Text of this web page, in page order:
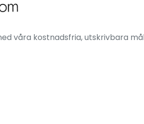
våra kostnadsfria, utskrivbara